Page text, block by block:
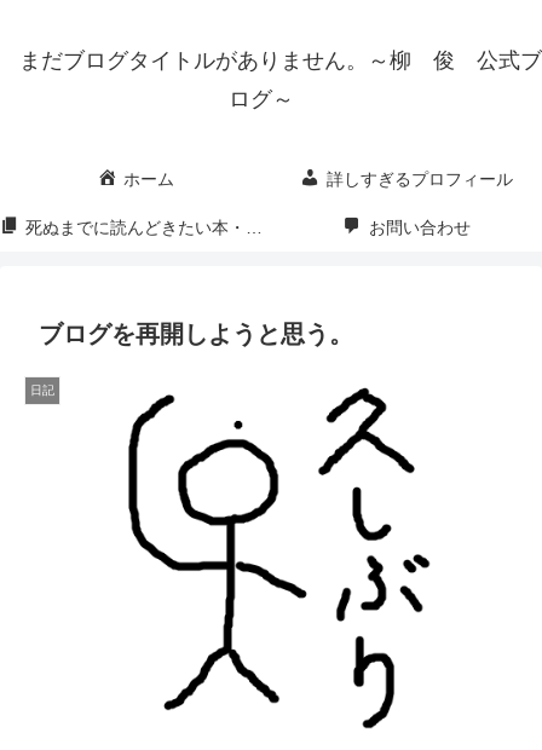
まだブログタイトルがありません。～柳 俊 公式ブ
ログ～
ホーム 詳しすぎるプロフィール
死ぬまでに読んどきたい本・映画・漫画 お問い合わせ
ブログを再開しようと思う。
日記